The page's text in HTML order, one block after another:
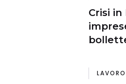
Crisi
LAVORO